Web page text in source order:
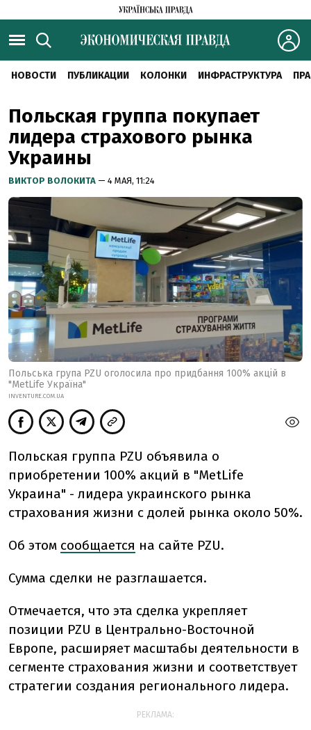
НОВОСТИ ПУБЛИКАЦИИ КОЛОНКИ ИНФРАСТРУКТУРА
Польская группа покупает
лидера страхового рынка
Украины
ВИКТОР ВОЛОКИТА — 4 МАЯ, 11:24
Польська група PZU оголосила про придбання 100% акцій в
"MetLife Україна"
INVENTURE.COM.UА
Польская группа PZU объявила о
приобретении 100% акций в "MetLife
Украина" - лидера украинского рынка
страхования жизни с долей рынка около 50%.
Об этом сообщается на сайте PZU.
Сумма сделки не разглашается.
Отмечается, что эта сделка укрепляет
позиции PZU в Центрально-Восточной
Европе, расширяет масштабы деятельности в
сегменте страхования жизни и соответствует
стратегии создания регионального лидера.
РЕКЛАМА: